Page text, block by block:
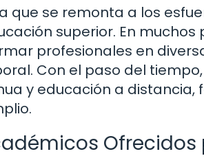
que se remonta a los
superior. En muchos
profesionales en
Con el paso del
y educación a distancia,
Ofrecidos